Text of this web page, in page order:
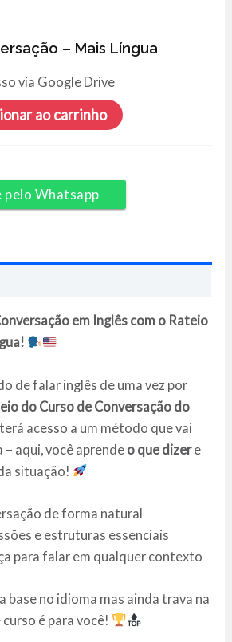
– Mais Língua
via Google Drive
ao carrinho
pelo Whatsapp
em Inglês com o Rateio
de falar inglês de uma vez por
do Curso de Conversação do
terá acesso a um método que vai
aqui, você aprende o que dizere
situação!
de forma natural
e estruturas essenciais
para falar em qualquer contexto
base no idioma mas ainda trava na
é para você!